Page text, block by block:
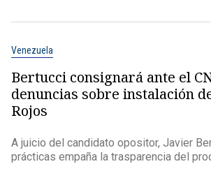
Venezuela
Bertucci consignará ante el
denuncias sobre instalación
Rojos
A juicio del candidato opositor, Javier
prácticas empaña la trasparencia del